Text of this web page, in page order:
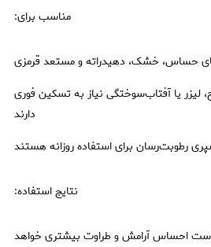
مناسب برای:
حساس، خشک، دهیدراته و مستعد قرمزی
لیزر یا آفتاب‌سوختگی نیاز به تسکین فوری
دارند
رطوبت‌رسان برای استفاده روزانه هستند
نتایج استفاده:
احساس آرامش و طراوت بیشتری خواهد